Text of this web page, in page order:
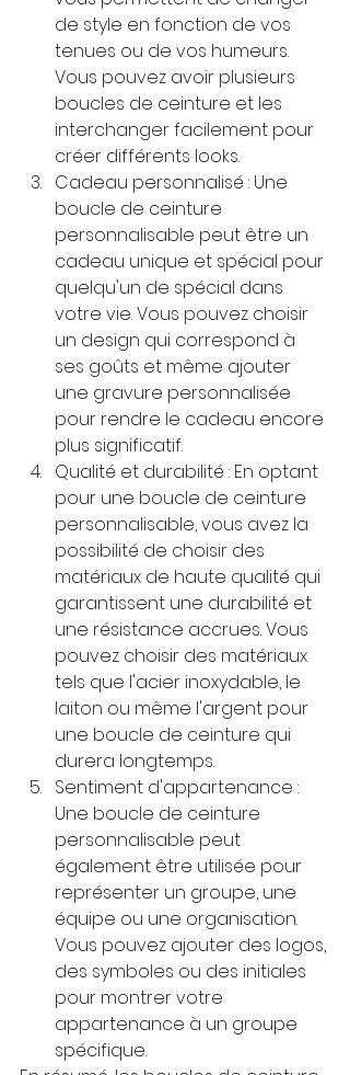
de style en fonction de vos
tenues ou de vos humeurs.
Vous pouvez avoir plusieurs
boucles de ceinture et les
interchanger facilement pour
créer différents looks.
Cadeau personnalisé : Une
boucle de ceinture
personnalisable peut être un
cadeau unique et spécial pour
quelqu'un de spécial dans
votre vie. Vous pouvez choisir
un design qui correspond à
ses goûts et même ajouter
une gravure personnalisée
pour rendre le cadeau encore
plus significatif.
Qualité et durabilité : En optant
pour une boucle de ceinture
personnalisable, vous avez la
possibilité de choisir des
matériaux de haute qualité qui
garantissent une durabilité et
une résistance accrues. Vous
pouvez choisir des matériaux
tels que l'acier inoxydable, le
laiton ou même l'argent pour
une boucle de ceinture qui
durera longtemps.
Sentiment d'appartenance :
Une boucle de ceinture
personnalisable peut
également être utilisée pour
représenter un groupe, une
équipe ou une organisation.
Vous pouvez ajouter des logos,
des symboles ou des initiales
pour montrer votre
appartenance à un groupe
spécifique.